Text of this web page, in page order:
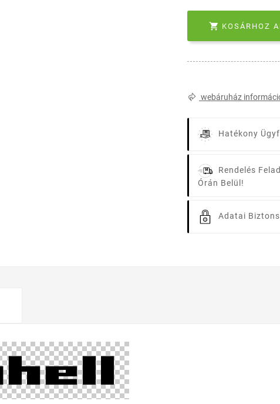
 KOSÁRHOZ
webáruház
Hatékony
Rendelés
Órán Belül!
Adatai